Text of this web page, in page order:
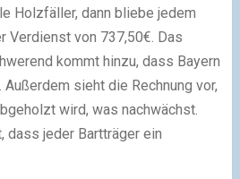
Holzfäller, dann bliebe jedem
Verdienst von 737,50€. Das
kommt hinzu, dass Bayern
sieht die Rechnung vor,
wird, was nachwächst.
dass jeder Bartträger ein